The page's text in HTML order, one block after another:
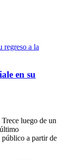
en su
luego de un
público a partir de